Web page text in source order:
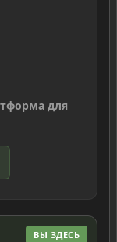
для
ВЫ ЗДЕСЬ